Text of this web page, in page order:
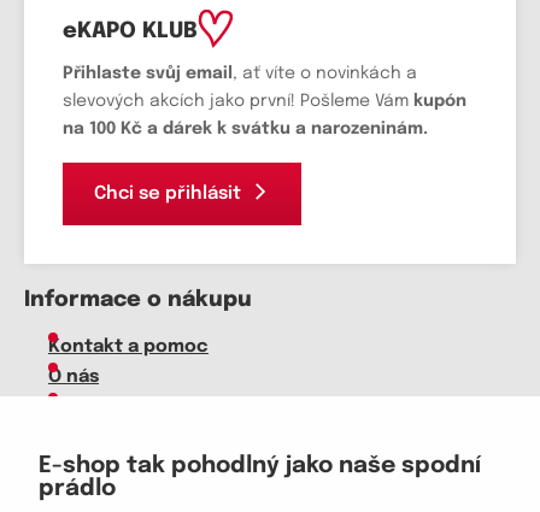
E-shop tak pohodlný jako naše spodní
prádlo
eKAPO KLUB
Přihlaste svůj email , ať víte o novinkách a
slevových akcích jako první! Pošleme Vám kupón
na 100 Kč a dárek k svátku a narozeninám.
Chci se přihlásit
Informace o nákupu
Kontakt a pomoc
O nás
Velkoobchod
Vrácení zboží, reklamace